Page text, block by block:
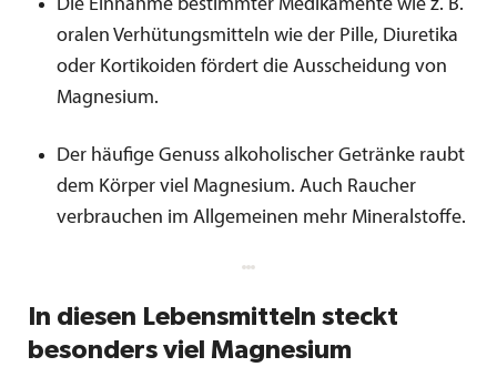
Die Einnahme bestimmter Medikamente wie z. B.
oralen Verhütungsmitteln wie der Pille, Diuretika
oder Kortikoiden fördert die Ausscheidung von
Magnesium.
Der häufige Genuss alkoholischer Getränke raubt
dem Körper viel Magnesium. Auch Raucher
verbrauchen im Allgemeinen mehr Mineralstoffe.
In diesen Lebensmitteln steckt
besonders viel Magnesium